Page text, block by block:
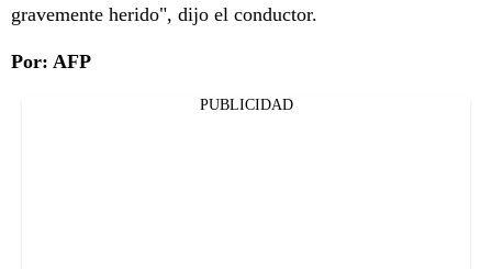
gravemente herido", dijo el conductor.
Por: AFP
PUBLICIDAD